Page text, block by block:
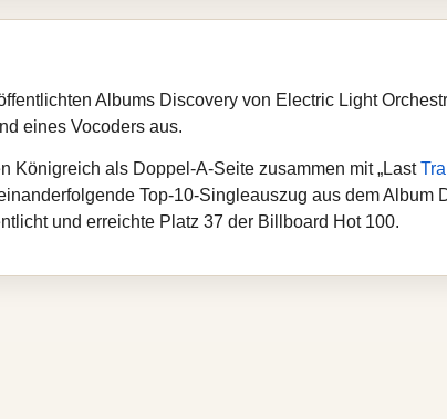
Albums Discovery von Electric Light
eines Vocoders aus.
Königreich als Doppel-A-Seite zusammen mit „Last
Top-10-Singleauszug aus dem Album
und erreichte Platz 37 der Billboard Hot 100.